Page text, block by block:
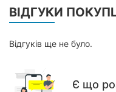
ВІДГУКИ
Відгуків ще не було.
Є що